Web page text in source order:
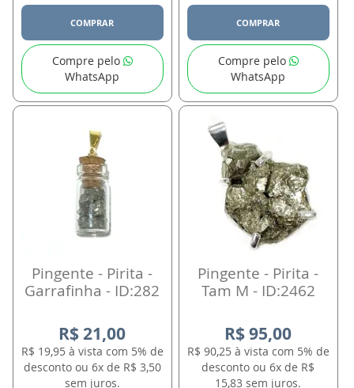
COMPRAR
Compre pelo
WhatsApp
COMPRAR
Compre pelo
WhatsApp
Pingente - Pirita -
Garrafinha - ID:282
R$ 21,00
R$ 19,95 à vista com 5% de
desconto ou 6x de R$ 3,50
sem juros.
Pingente - Pirita -
Tam M - ID:2462
R$ 95,00
R$ 90,25 à vista com 5% de
desconto ou 6x de R$
15,83 sem juros.